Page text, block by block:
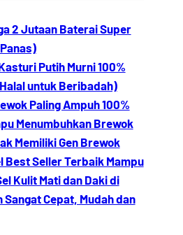
2 Jutaan Baterai Super
Putih Murni 100%
untuk Beribadah)
Paling Ampuh 100%
Menumbuhkan Brewok
Memiliki Gen Brewok
Best Seller Terbaik Mampu
Kulit Mati dan Daki di
Sangat Cepat, Mudah dan